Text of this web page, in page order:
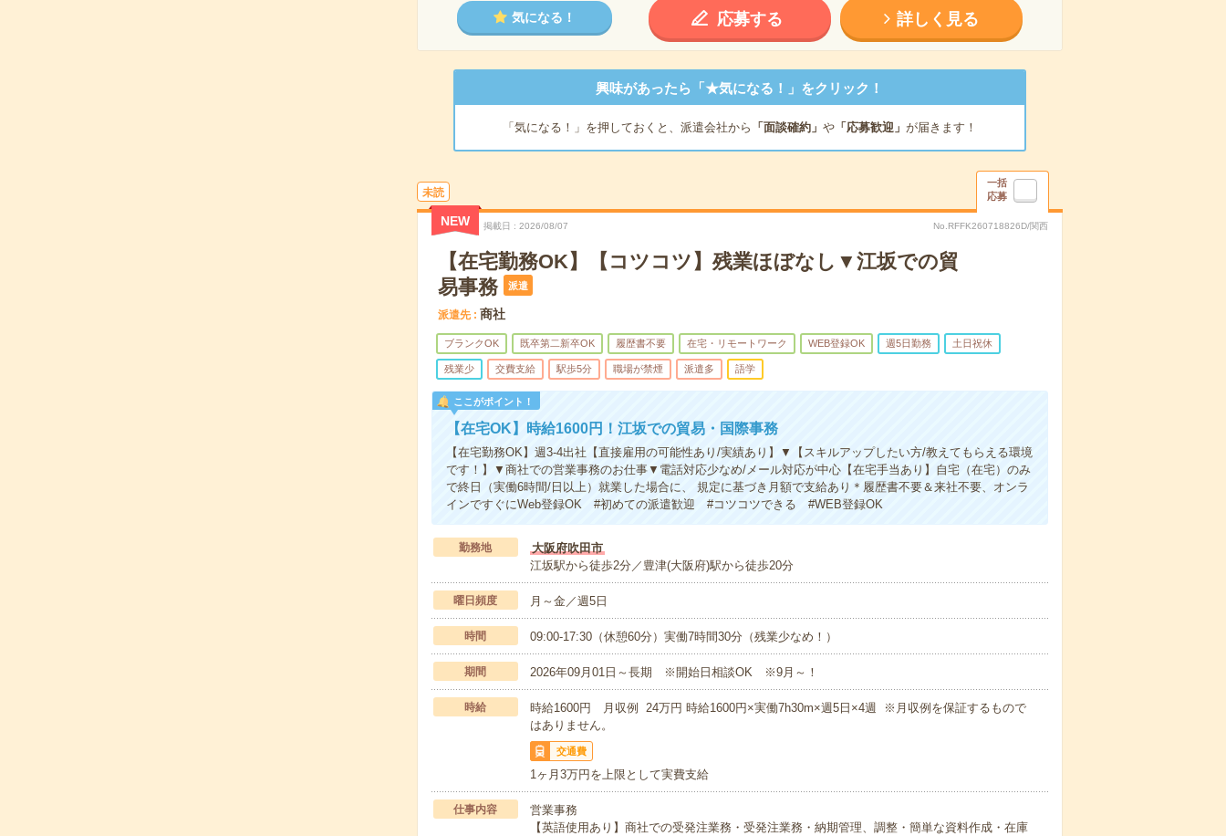
気になる！ 応募する 詳しく見る
興味があったら「★気になる！」をクリック！
「気になる！」を押しておくと、派遣会社から 「面談確約」 や「応募歓迎」 が届きます！
未読
一括
応募
NEW 掲載日 2026/08/07 No.RFFK260718826D/関西
【在宅勤務OK】【コツコツ】残業ほぼなし▼江坂での貿
易事務
派遣
派遣先 商社
ブランクOK 既卒第二新卒OK 履歴書不要 在宅・リモートワーク WEB登録OK 週5日勤務 土日祝休
残業少 交費支給 駅歩5分 職場が禁煙 派遣多 語学
ここがポイント！
【在宅OK】時給1600円！江坂での貿易・国際事務
【在宅勤務OK】週3-4出社【直接雇用の可能性あり/実績あり】▼【スキルアップしたい方/教えてもらえる環境
です！】▼商社での営業事務のお仕事▼電話対応少なめ/メール対応が中心【在宅手当あり】自宅（在宅）のみ
で終日（実働6時間/日以上）就業した場合に、 規定に基づき月額で支給あり＊履歴書不要＆来社不要、オンラ
インですぐにWeb登録OK #初めての派遣歓迎 #コツコツできる #WEB登録OK
勤務地
大阪府吹田市
江坂駅から徒歩2分／豊津(大阪府)駅から徒歩20分
曜日頻度 月～金／週5日
時間 09:00-17:30（休憩60分）実働7時間30分（残業少なめ！）
期間 2026年09月01日～長期 ※開始日相談OK ※9月～！
時給
時給1600円 月収例 24万円 時給1600円×実働7h30m×週5日×4週 ※月収例を保証するもので
はありません。
交通費
1ヶ月3万円を上限として実費支給
仕事内容
営業事務
【英語使用あり】商社での受発注業務・受発注業務・納期管理、調整・簡単な資料作成・在庫